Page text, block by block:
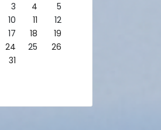
3 4
5
10 11
12
17 18
19
24 25
26
31